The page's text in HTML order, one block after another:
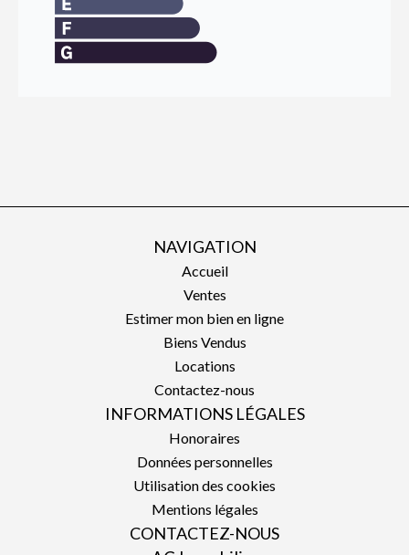
NAVIGATION
Accueil
Ventes
Estimer mon bien en ligne
Biens Vendus
Locations
Contactez-nous
INFORMATIONS LÉGALES
Honoraires
Données personnelles
Utilisation des cookies
Mentions légales
CONTACTEZ-NOUS